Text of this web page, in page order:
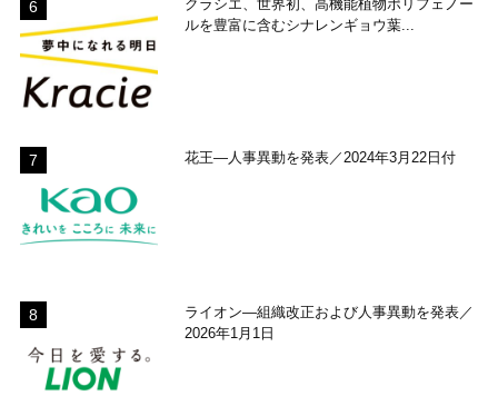
クラシエ、世界初、高機能植物ポリフェノー
ルを豊富に含むシナレンギョウ葉...
花王―人事異動を発表／2024年3月22日付
ライオン―組織改正および人事異動を発表／
2026年1月1日